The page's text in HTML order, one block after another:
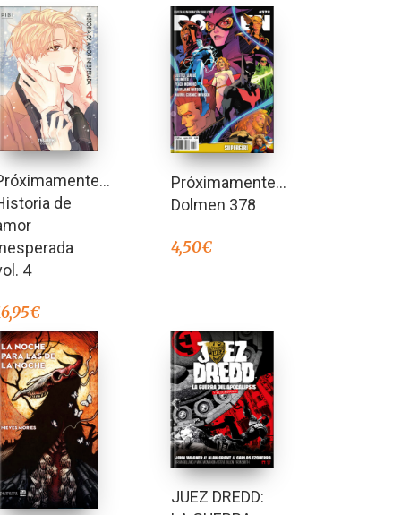
de
4
€
Próximamente…
Dolmen 378
4,50€
JUEZ DREDD: